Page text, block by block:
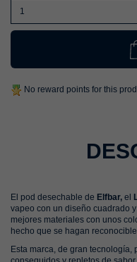
No reward points for this
El pod desechable de Elfbar, el
vapeo con un diseño cuadrado
mejores materiales con unos
hecho que se hagan
Esta marca, de gran tecnología,